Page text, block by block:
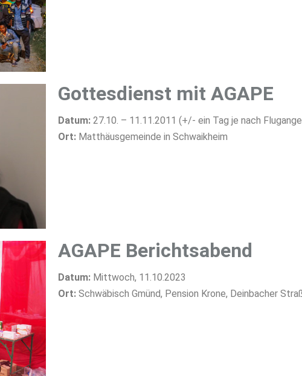
Gottesdienst mit AGAPE
Datum:27.10. – 11.11.2011 (+/- ein Tag je nach
Ort: Matthäusgemeinde in Schwaikheim
AGAPE Berichtsabend
Datum:Mittwoch, 11.10.2023
Ort: Schwäbisch Gmünd, Pension Krone, Deinbacher